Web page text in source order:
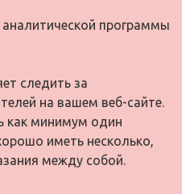
программы
следить за
на вашем веб-сайте.
как минимум один
иметь несколько,
между собой.